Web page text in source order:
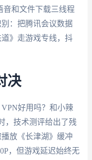
音和文件下载三线程
：把腾讯会议数据
》走游戏专线，抖
决
好用吗？和小辣
，技术测评给出了残
放《长津湖》缓冲
，但游戏延迟始终无